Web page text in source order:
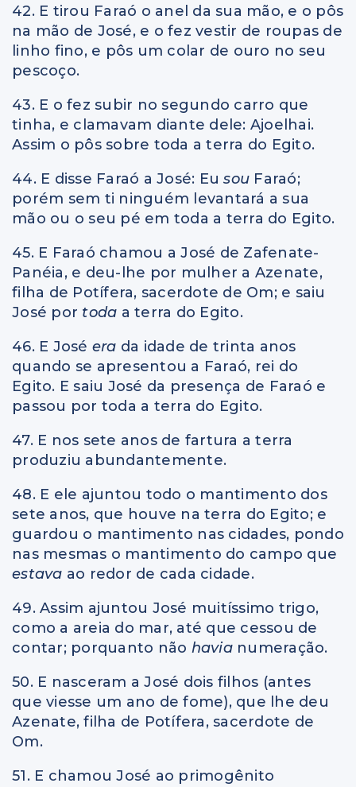
42. E tirou Faraó o anel da sua mão, e o pôs
na mão de José, e o fez vestir de roupas de
linho fino, e pôs um colar de ouro no seu
pescoço.
43. E o fez subir no segundo carro que
tinha, e clamavam diante dele: Ajoelhai.
Assim o pôs sobre toda a terra do Egito.
44. E disse Faraó a José: Eusou Faraó;
porém sem ti ninguém levantará a sua
mão ou o seu pé em toda a terra do Egito.
45. E Faraó chamou a José de Zafenate-
Panéia, e deu-lhe por mulher a Azenate,
filha de Potífera, sacerdote de Om; e saiu
José por toda a terra do Egito.
46. E José era da idade de trinta anos
quando se apresentou a Faraó, rei do
Egito. E saiu José da presença de Faraó e
passou por toda a terra do Egito.
47. E nos sete anos de fartura a terra
produziu abundantemente.
48. E ele ajuntou todo o mantimento dos
sete anos, que houve na terra do Egito; e
guardou o mantimento nas cidades, pondo
nas mesmas o mantimento do campo que
estava ao redor de cada cidade.
49. Assim ajuntou José muitíssimo trigo,
como a areia do mar, até que cessou de
contar; porquanto não havia numeração.
50. E nasceram a José dois filhos (antes
que viesse um ano de fome), que lhe deu
Azenate, filha de Potífera, sacerdote de
Om.
51. E chamou José ao primogênito